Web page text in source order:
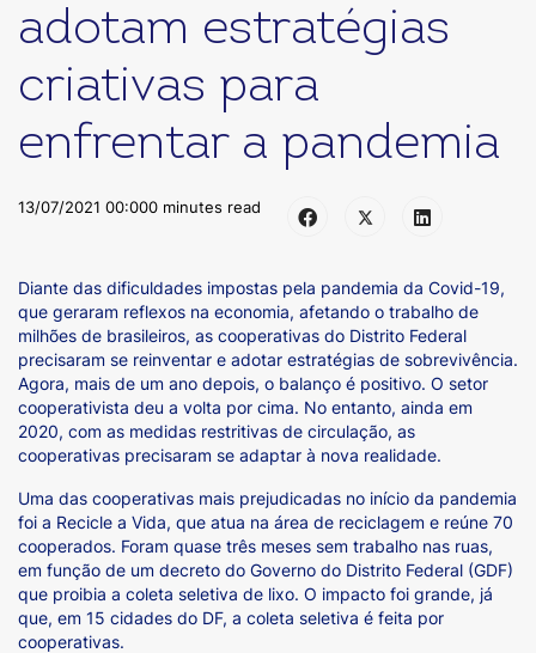
adotam estratégias
criativas para
enfrentar a pandemia
13/07/2021 00:000 minutes read
Diante das dificuldades impostas pela pandemia da Covid-19,
que geraram reflexos na economia, afetando o trabalho de
milhões de brasileiros, as cooperativas do Distrito Federal
precisaram se reinventar e adotar estratégias de sobrevivência.
Agora, mais de um ano depois, o balanço é positivo. O setor
cooperativista deu a volta por cima. No entanto, ainda em
2020, com as medidas restritivas de circulação, as
cooperativas precisaram se adaptar à nova realidade.
Uma das cooperativas mais prejudicadas no início da pandemia
foi a Recicle a Vida, que atua na área de reciclagem e reúne 70
cooperados. Foram quase três meses sem trabalho nas ruas,
em função de um decreto do Governo do Distrito Federal (GDF)
que proibia a coleta seletiva de lixo. O impacto foi grande, já
que, em 15 cidades do DF, a coleta seletiva é feita por
cooperativas.